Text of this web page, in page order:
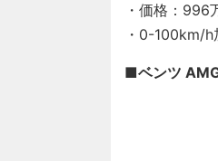
・価格：996
・0-100km/
■ベンツ